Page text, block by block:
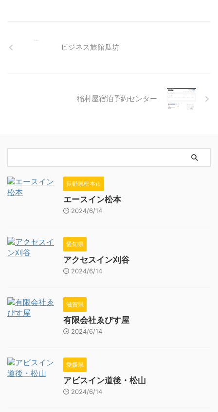
ビジネス旅館瓜坊
稲村屋宿泊予約センター
長野県松本市
エースイン松本
2024/6/14
愛知県
アクセスイン刈谷
2024/6/14
滋賀県
有限会社ゑびす屋
2024/6/14
愛媛県
アビスイン道後・松山
2024/6/14